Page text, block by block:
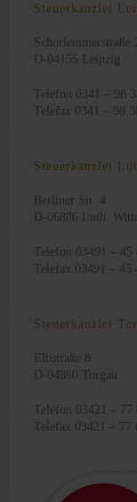
Steuerkanzlei
Schorlemmerstraße
D-04155 Leipzig
Telefon 0341 – 98
Telefax 0341 – 98
Steuerkanzlei
Berliner Str. 4
D-06886 Luth.
Telefon 03491 – 45
Telefax 03491 – 45
Steuerkanzlei
Elbstraße 8
D-04860 Torgau
Telefon 03421 – 77
Telefax 03421 – 77